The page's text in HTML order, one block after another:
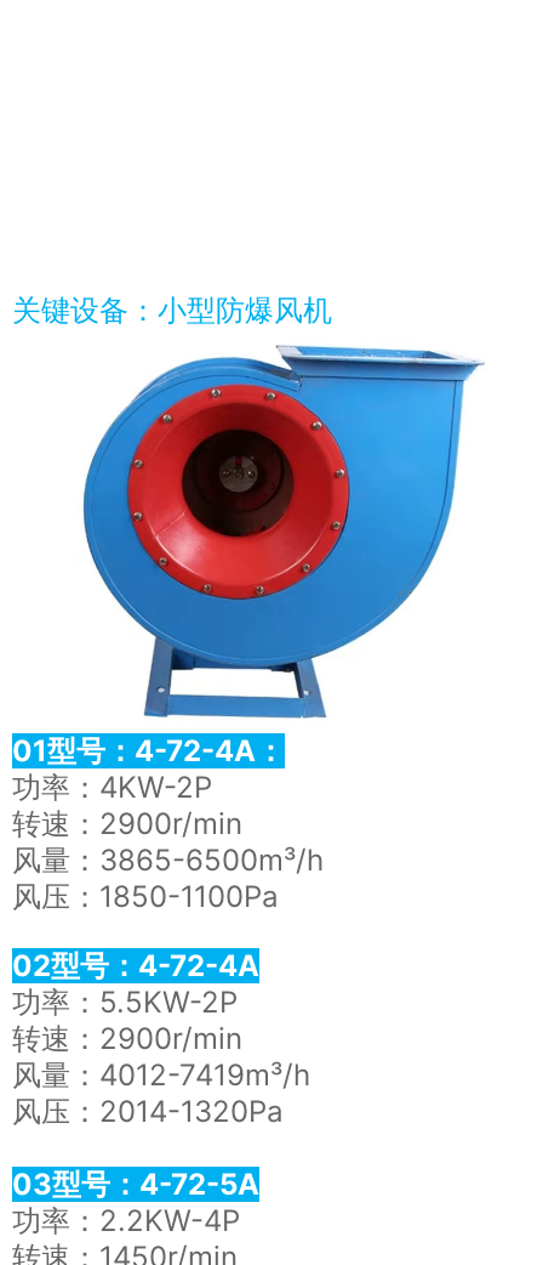
关键设备：小型防爆风机
01型号：4-72-4A ：
功率：4KW-2P
转速：2900r/min
风量：3865-6500m³/h
风压：1850-1100Pa
02型号：4-72-4A
功率：5.5KW-2P
转速：2900r/min
风量：4012-7419m³/h
风压：2014-1320Pa
03型号： 4-72-5A
功率：2.2KW-4P
转速：1450r/min